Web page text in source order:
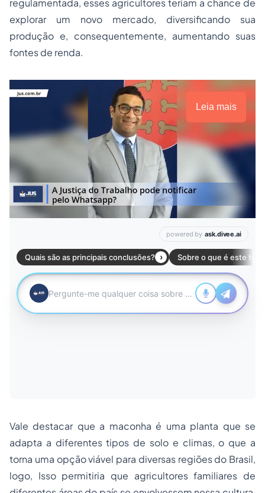
regulamentada, esses agricultores teriam a chance de
explorar um novo mercado, diversificando sua
produção e, consequentemente, aumentando suas
fontes de renda.
Leia mais
Vale destacar que a maconha é uma planta que se
adapta a diferentes tipos de solo e climas, o que a
torna uma opção viável para diversas regiões do Brasil,
logo, Isso permitiria que agricultores familiares de